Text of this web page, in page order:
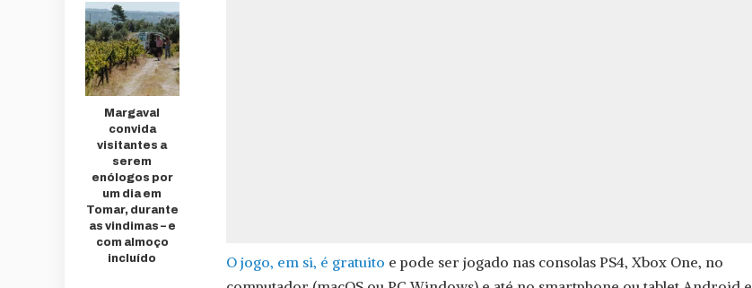
Margaval
convida
visitantes a
serem
enólogos por
um dia em
Tomar, durante
as vindimas – e
com almoço
incluído
O jogo, em si, é gratuito e pode ser jogado nas consolas PS4, Xbox One, no